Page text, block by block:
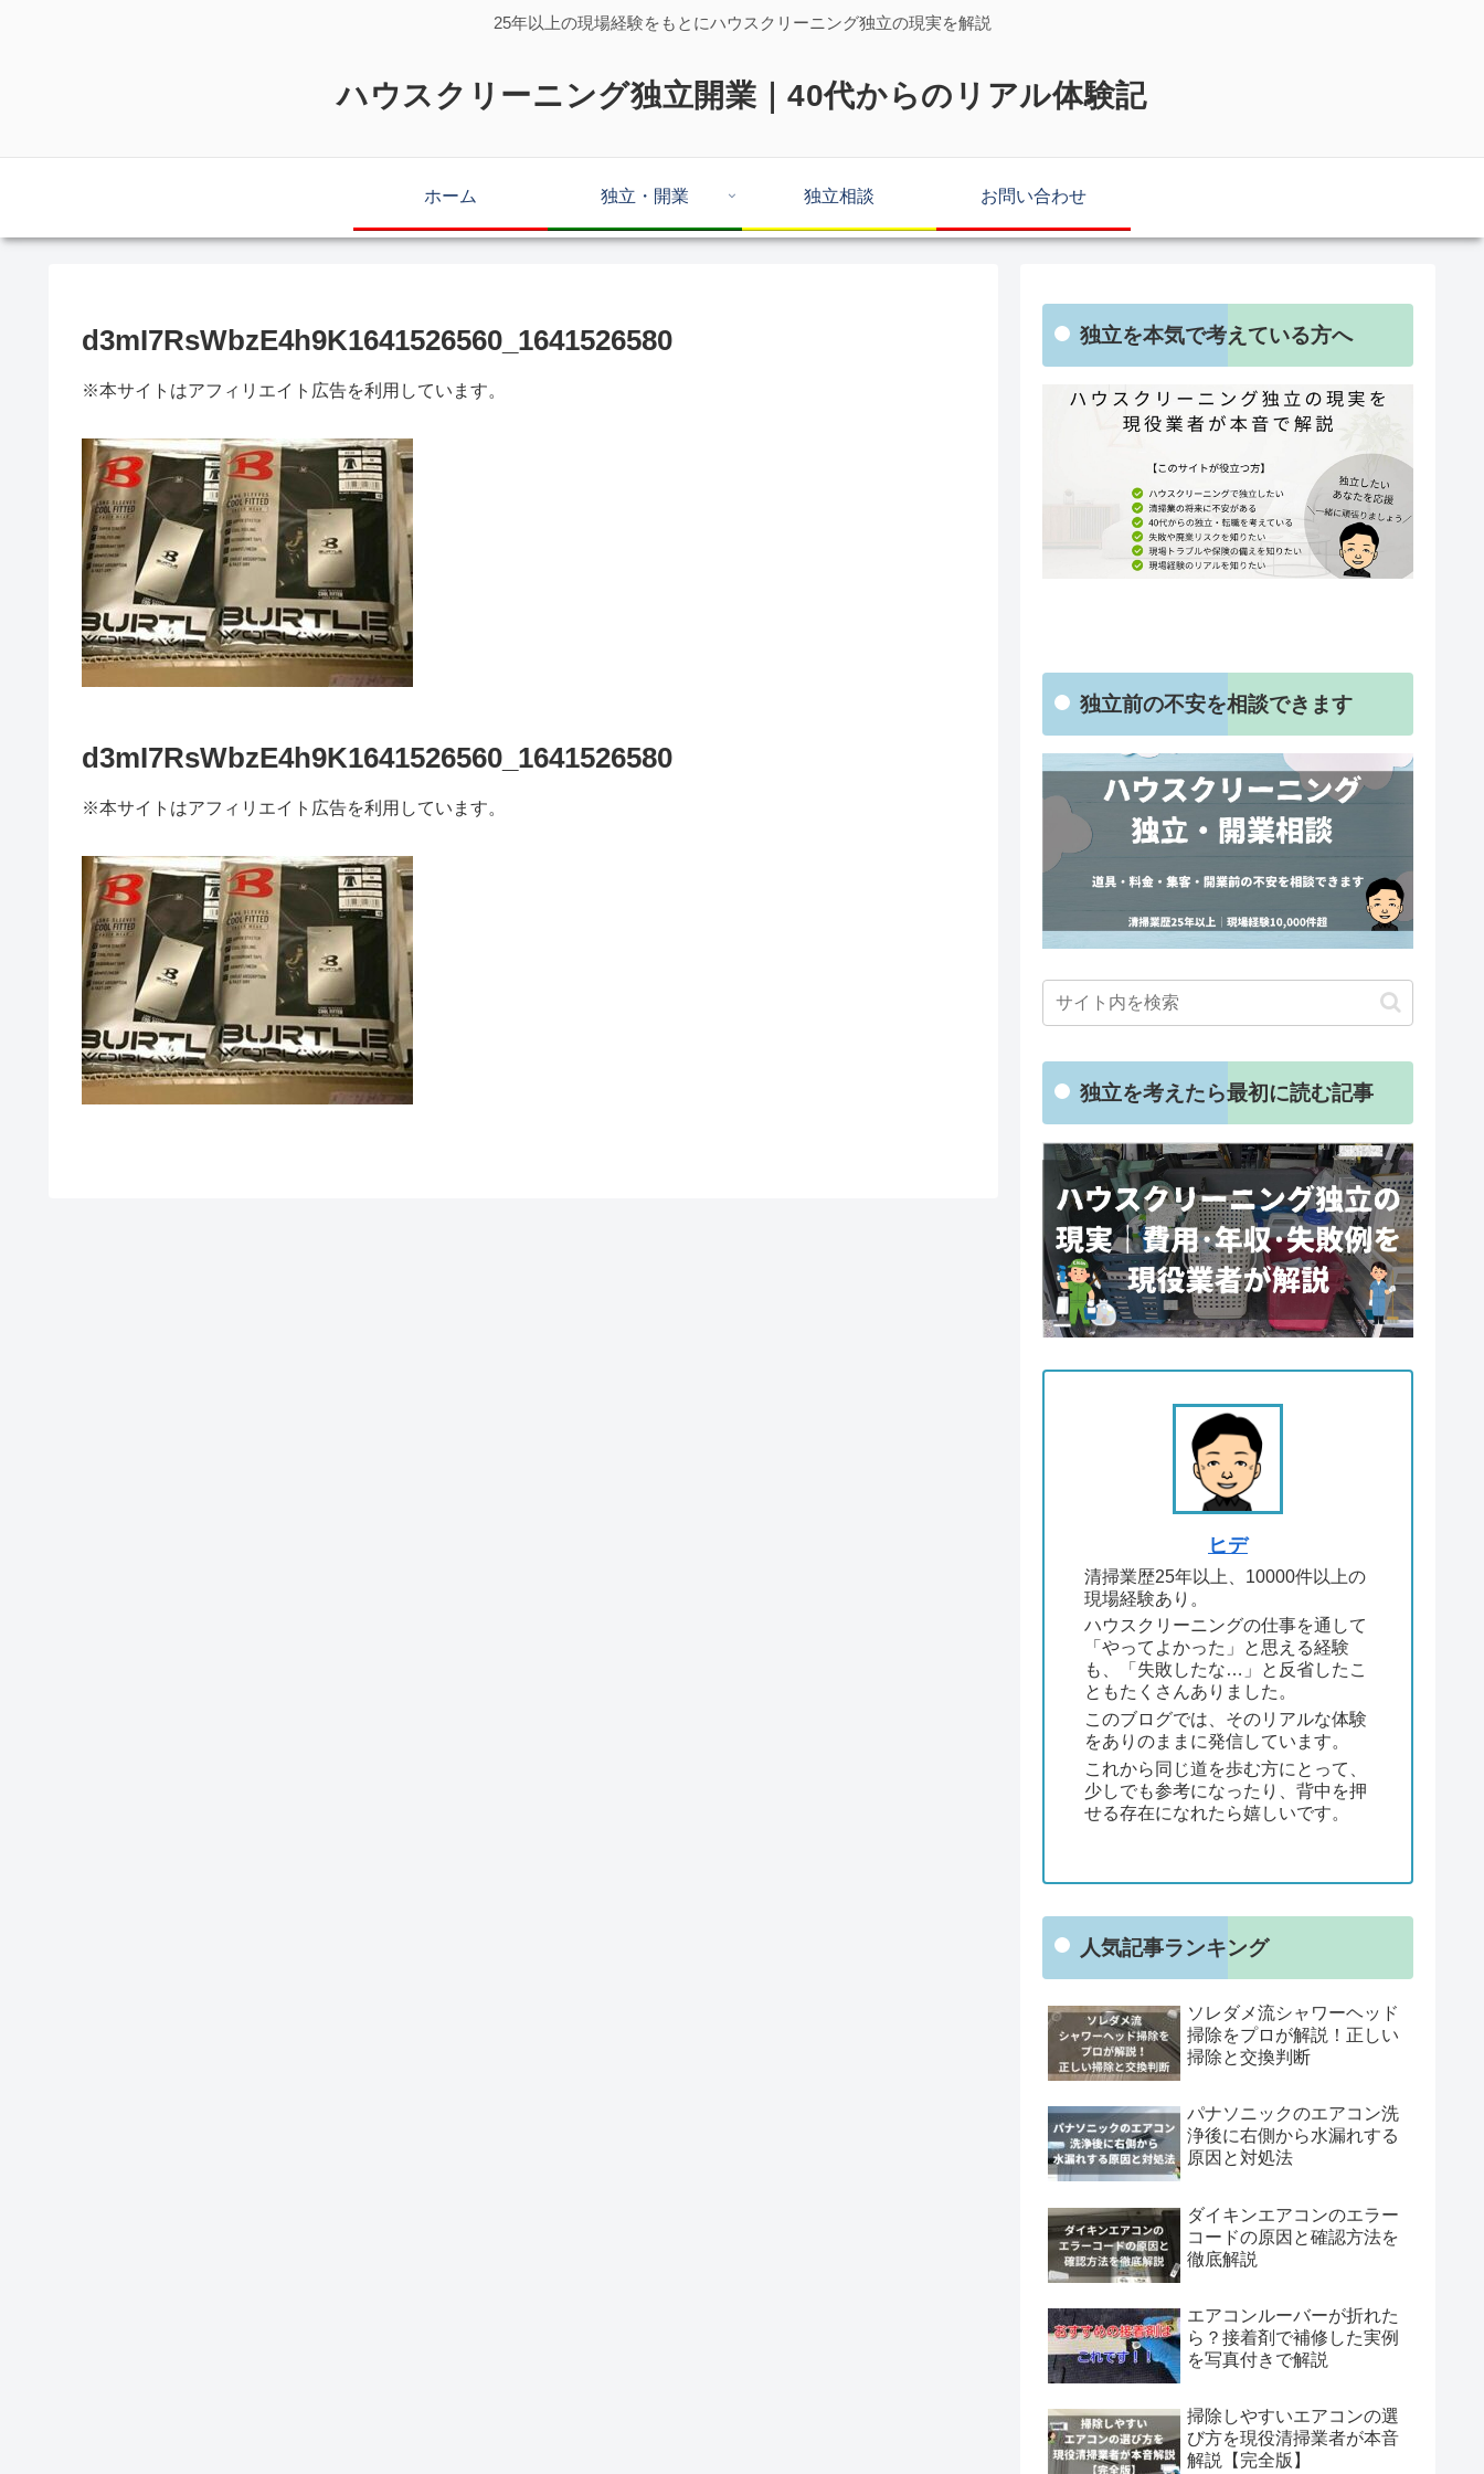
25年以上の現場経験をもとにハウスクリーニング独立の現実を解説
ハウスクリーニング独立開業｜40代からのリアル体験記
ホーム 独立・開業 独立相談 お問い合わせ
d3mI7RsWbzE4h9K1641526560_1641526580
※本サイトはアフィリエイト広告を利用しています。
d3mI7RsWbzE4h9K1641526560_1641526580
※本サイトはアフィリエイト広告を利用しています。
独立を本気で考えている方へ
独立前の不安を相談できます
独立を考えたら最初に読む記事
ヒデ
清掃業歴25年以上、10000件以上の
現場経験あり。
ハウスクリーニングの仕事を通して
「やってよかった」と思える経験
も、「失敗したな…」と反省したこ
ともたくさんありました。
このブログでは、そのリアルな体験
をありのままに発信しています。
これから同じ道を歩む方にとって、
少しでも参考になったり、背中を押
せる存在になれたら嬉しいです。
人気記事ランキング
ソレダメ流シャワーヘッド
掃除をプロが解説！正しい
掃除と交換判断
パナソニックのエアコン洗
浄後に右側から水漏れする
原因と対処法
ダイキンエアコンのエラー
コードの原因と確認方法を
徹底解説
エアコンルーバーが折れた
ら？接着剤で補修した実例
を写真付きで解説
掃除しやすいエアコンの選
び方を現役清掃業者が本音
解説【完全版】